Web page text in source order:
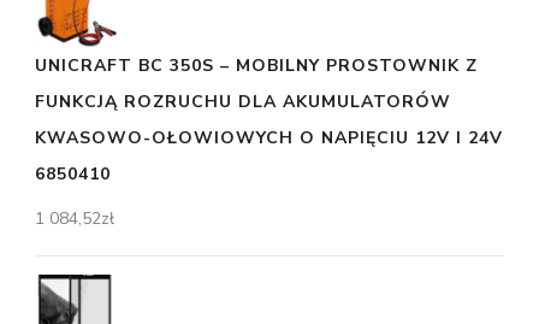
UNICRAFT BC 350S – MOBILNY PROSTOWNIK Z
FUNKCJĄ ROZRUCHU DLA AKUMULATORÓW
KWASOWO-OŁOWIOWYCH O NAPIĘCIU 12V I 24V
6850410
1 084,52zł